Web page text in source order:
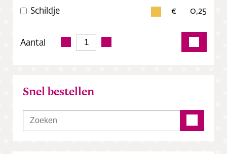
Schildje
0,25
Aantal
Snel bestellen